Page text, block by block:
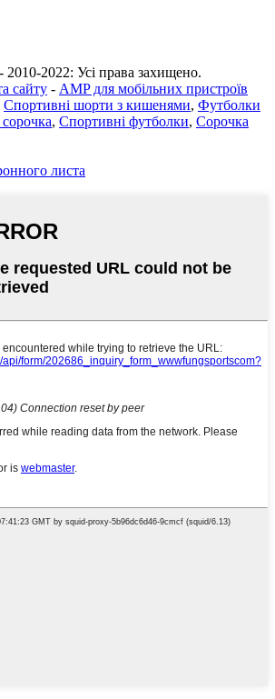
2022: Усі права захищено.
сайту - AMP для мобільних пристроїв
Спортивні шорти з кишенями, Футболки
, Спортивні футболки, Сорочка
листа